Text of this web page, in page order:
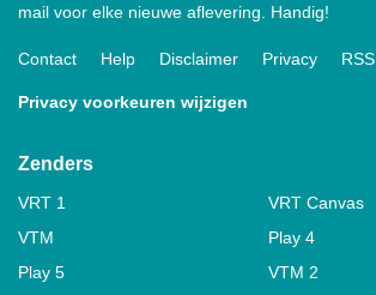
mail voor elke nieuwe aflevering. Handig!
Contact Help Disclaimer Privacy RSS
Privacy voorkeuren wijzigen
Zenders
VRT 1
VRT Canvas
VTM
Play 4
Play 5
VTM 2